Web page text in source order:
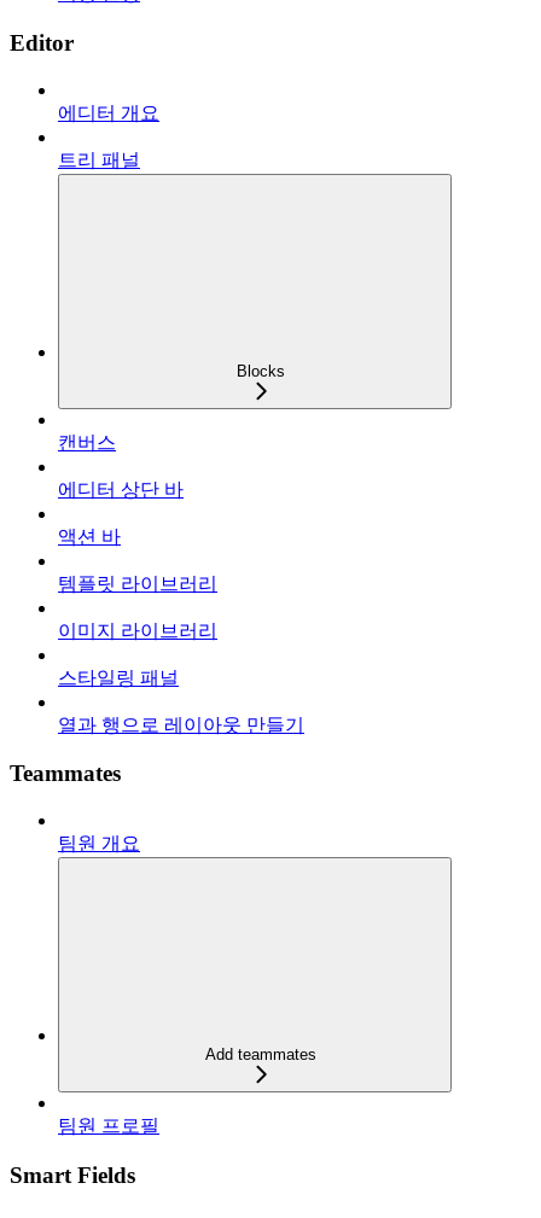
Editor
에디터 개요
트리 패널
Blocks
캔버스
에디터 상단 바
액션 바
템플릿 라이브러리
이미지 라이브러리
스타일링 패널
열과 행으로 레이아웃 만들기
Teammates
팀원 개요
Add teammates
팀원 프로필
Smart Fields